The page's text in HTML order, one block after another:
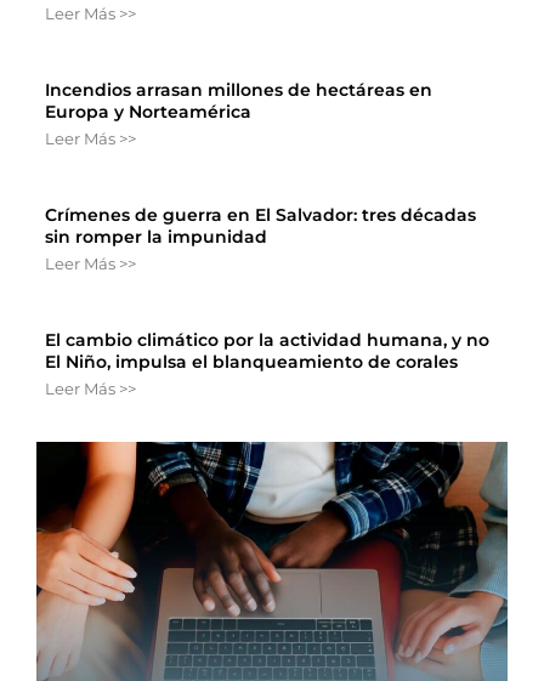
Leer Más >>
Incendios arrasan millones de hectáreas en
Europa y Norteamérica
Leer Más >>
Crímenes de guerra en El Salvador: tres décadas
sin romper la impunidad
Leer Más >>
El cambio climático por la actividad humana, y no
El Niño, impulsa el blanqueamiento de corales
Leer Más >>